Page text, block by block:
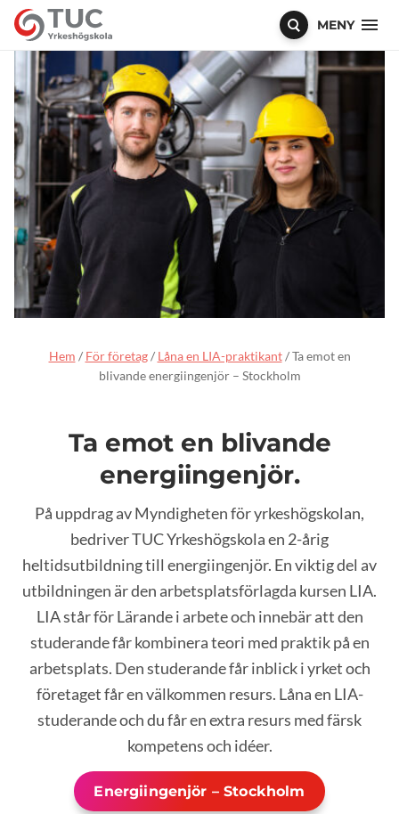
MENY
Hem / För företag/ Låna en LIA-praktikant/Ta emot en
blivande energiingenjör – Stockholm
Ta emot en blivande
energiingenjör.
På uppdrag av Myndigheten för yrkeshögskolan,
bedriver TUC Yrkeshögskola en 2-årig
heltidsutbildning till energiingenjör. En viktig del av
utbildningen är den arbetsplatsförlagda kursen LIA.
LIA står för Lärande i arbete och innebär att den
studerande får kombinera teori med praktik på en
arbetsplats. Den studerande får inblick i yrket och
företaget får en välkommen resurs. Låna en LIA-
studerande och du får en extra resurs med färsk
kompetens och idéer.
Energiingenjör – Stockholm